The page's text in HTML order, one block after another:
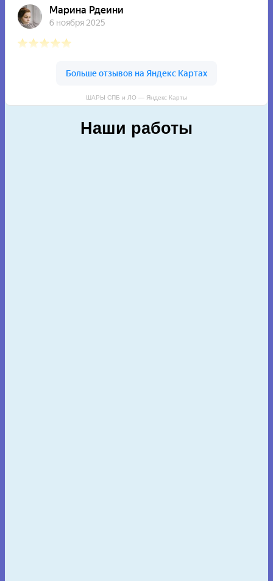
ШАРЫ СПБ и ЛО — Яндекс Карты
Наши работы